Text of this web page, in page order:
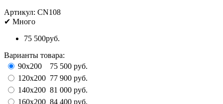
Артикул: CN108
✔ Много
75 500руб.
Варианты товара:
90x200
75 500 руб.
120x200 77 900 руб.
140x200 81 000 руб.
160x200 84 400 руб.